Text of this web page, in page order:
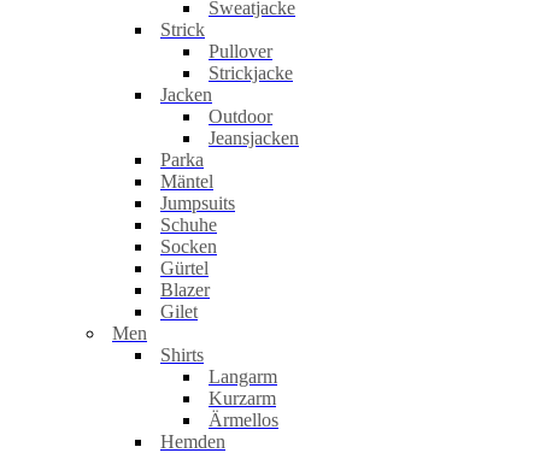
Sweatjacke
Strick
Pullover
Strickjacke
Jacken
Outdoor
Jeansjacken
Parka
Mäntel
Jumpsuits
Schuhe
Socken
Gürtel
Blazer
Gilet
Men
Shirts
Langarm
Kurzarm
Ärmellos
Hemden